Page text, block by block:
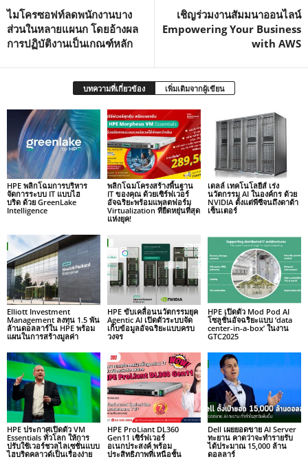
ไมโครซอฟท์ลดพนักงานบาง
ส่วนในหลายแผนก โดยอ้างผล
การปฏิบัติงานเป็นเกณฑ์หลัก
เชิญร่วมงานสัมมนาออนไลน์
Empowering Your Business
with AWS
บทความที่เกี่ยวข้อง เพิ่มเติมจากผู้เขียน
HPE พลิกโฉมการบริหาร
จัดการระบบ IT แบบไฮ
บริด ด้วย GreenLake
Intelligence
พลิกโฉมโครงสร้างพื้นฐาน
IT ของคุณ ด้วยเซิร์ฟเวอร์
อัจฉริยะพร้อมแพลตฟอร์ม
Virtualization ที่ยืดหยุ่นที่สุด
แห่งยุค!
เดลล์ เทคโนโลยีส์ เร่ง
นวัตกรรม AI ในองค์กร ด้วย
NVIDIA ตั้งแต่พีซีจนถึงดาต้า
เซ็นเตอร์
Elliott Investment
Management ลงทุน 1.5 พัน
ล้านดอลลาร์ใน HPE พร้อม
แผนในการสร้างมูลค่า
HPE ขับเคลื่อนนวัตกรรมยุค
Agentic AI เปิดตัวระบบจัด
เก็บข้อมูลอัจฉริยะแบบครบ
วงจร
HPE เปิดตัว Mod Pod AI
โซลูชั่นอัจฉริยะแบบ ‘data
center-in-a-box’ ในงาน
GTC2025
HPE ประกาศเปิดตัว VM
Essentials ทั่วโลก ให้การ
ปรับใช้เวอร์ชวลไลเซชั่นแบบ
ไฮบริดคลาวด์เป็นเรื่องง่าย
HPE ProLiant DL360
Gen11 เซิร์ฟเวอร์
อเนกประสงค์ พร้อม
ประสิทธิภาพที่เหนือชั้น
Dell เผยยอดขาย AI Server
ทะยาน คาดว่าจะทำรายรับ
ได้ประมาณ 15,000 ล้าน
ดอลลาร์